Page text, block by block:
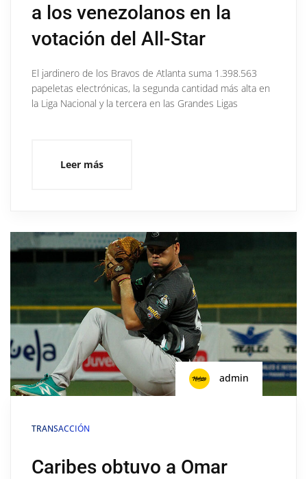
a los venezolanos en la
votación del All-Star
El jardinero de los Bravos de Atlanta suma 1.398.563
papeletas electrónicas, la segunda cantidad más alta en
la Liga Nacional y la tercera en las Grandes Ligas
Leer más
admin
TRANSACCIÓN
Caribes obtuvo a Omar